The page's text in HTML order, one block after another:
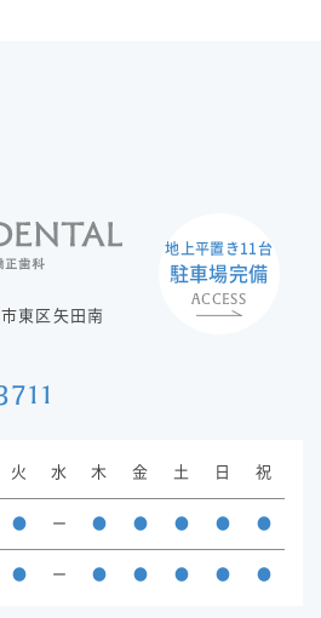
東区矢田南
地上平置き11台
駐車場完備
ACCESS
火 水 木 金 土 日 祝
● ー ● ● ● ● ●
● ー ● ● ● ● ●